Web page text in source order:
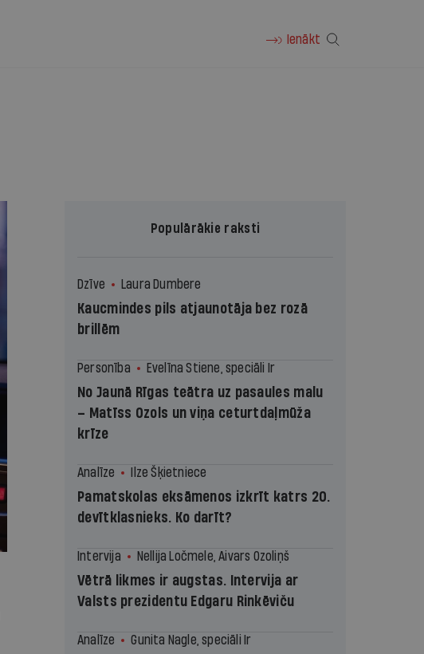
Ienākt
Populārākie raksti
Dzīve Laura Dumbere
Kaucmindes pils atjaunotāja bez rozā
brillēm
Personība Evelīna Stiene, speciāli Ir
No Jaunā Rīgas teātra uz pasaules malu
– Matīss Ozols un viņa ceturtdaļmūža
krīze
Analīze Ilze Šķietniece
Pamatskolas eksāmenos izkrīt katrs 20.
devītklasnieks. Ko darīt?
Intervija Nellija Ločmele, Aivars Ozoliņš
Vētrā likmes ir augstas. Intervija ar
Valsts prezidentu Edgaru Rinkēviču
Analīze Gunita Nagle, speciāli Ir